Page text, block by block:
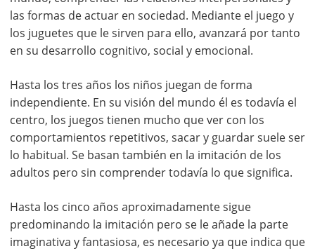
las formas de actuar en sociedad. Mediante el juego y
los juguetes que le sirven para ello, avanzará por tanto
en su desarrollo cognitivo, social y emocional.
Hasta los tres años los niños juegan de forma
independiente. En su visión del mundo él es todavía el
centro, los juegos tienen mucho que ver con los
comportamientos repetitivos, sacar y guardar suele ser
lo habitual. Se basan también en la imitación de los
adultos pero sin comprender todavía lo que significa.
Hasta los cinco años aproximadamente sigue
predominando la imitación pero se le añade la parte
imaginativa y fantasiosa, es necesario ya que indica que